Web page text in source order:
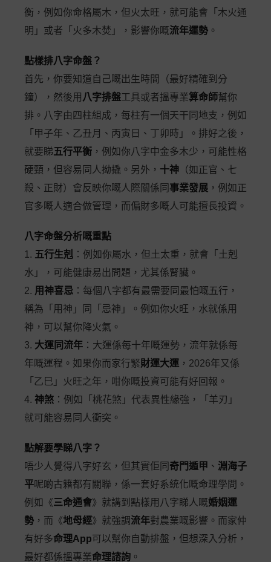
衡，例如你命格屬木，但火太旺，就可能會「木火通
明」或者「火多木焚」，影響你嘅流年運勢 。
點樣排八字命盤？
首先，你要知道自己嘅出生時間（最好精確到分
鐘），然後用 八字排盤工具或者搵專業算命師幫你
排。八字由四柱組成，每柱有一個天干同地支，例如
「甲子年、乙丑月、丙寅日、丁卯時」。排好之後，
就要睇五行平衡 ，例如你八字中金多木少，可能性格
硬頸，但容易同人拗撬。另外， 十神 （如正官、七
殺、正財）會反映你嘅人際關係同 事業發展 ，例如正
官多嘅人適合做管理，而偏財多嘅人可能擅長投資。
八字命盤分析嘅重點
1. 五行生剋 ：例如你屬水，但土太重，就會「土剋
水」，可能健康易出問題，尤其係腎臟。
2. 用神喜忌 ：每個八字都有最需要同最怕嘅五行，
稱為「用神」同「忌神」。例如你火旺，水就係用
神，可以幫你降火氣。
3. 大運同流年 ：大運係每十年嘅運勢，流年就係每
年嘅運程。如果你而家行緊財運大運 ，2026年又係
「乙巳」火旺之年，咁你嘅投資可能有好回報。
4. 神煞 ：例如「桃花煞」代表異性緣強，「羊刃」
就可能容易同人衝突。
點解要學睇八字？
唔少人覺得八字好玄，但其實佢同 奇門遁甲 、 淵海子
平呢啲古籍都有關聯，係一套好系統化嘅命理學問。
例如《三命通會》就講到點樣用八字睇人嘅婚姻運
勢 ，而《地母經》就強調流年對農業嘅影響。而家仲
有好多命理App可以幫你自動排盤，但想深入分析，
最好都係搵專業命理諮詢 。